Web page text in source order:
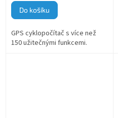
Do košíku
GPS cyklopočítač s více než
150 užitečnými funkcemi.